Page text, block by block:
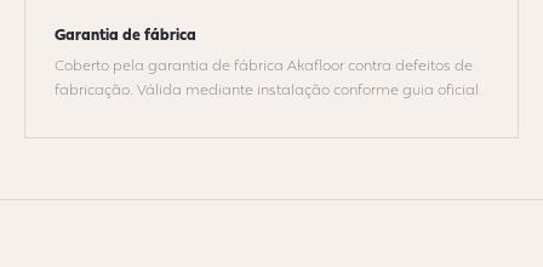
Garantia de fábrica
Coberto pela garantia de fábrica Akafloor contra defeitos de
fabricação. Válida mediante instalação conforme guia oficial.